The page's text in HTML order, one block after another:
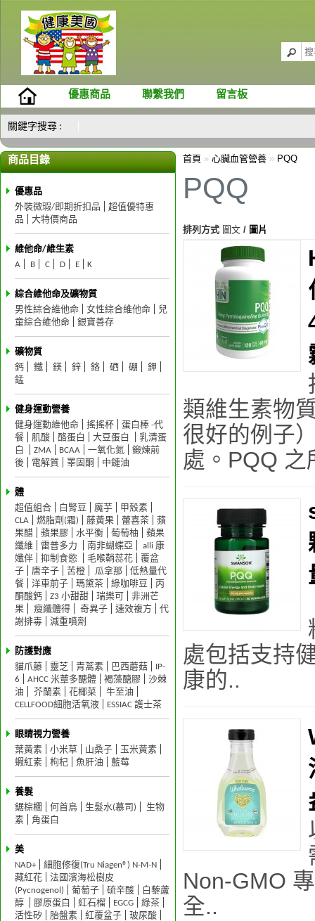
優惠商品 聯繫我們 留言板
關鍵字搜尋 :
商品目錄
優惠品
外裝微瑕/即期折扣品
超值優特惠
品
大特價商品
維他命/維生素
A
B C D E K
綜合維他命及礦物質
男性綜合維他命
女性綜合維他命
兒
童綜合維他命
銀寶善存
礦物質
鈣
鐵 鎂 鋅 鉻 硒 硼
鉀
錳
健身運動營養
健身運動維他命
搖搖杯
蛋白棒 -代
餐
肌酸 酪蛋白 大豆蛋白
乳清蛋
白
ZMA BCAA 一氧化氮
鍛煉前
後
電解質 睪固酮 中鏈油
體
超值組合
白腎豆 魔芋
甲殼素
CLA
燃脂劑(霜) 藤黃果 蕾喜茶
蘋
果醋
蘋果膠 水平衡 葡萄柚
蘋果
纖維
雷普多力 南非蝴蝶亞
alli 康
孅伴
抑制食慾 毛喉鞘蕊花
覆盆
子
唐辛子 苦橙 瓜拿那
低熱量代
餐
洋車前子 瑪黛茶 綠咖啡豆
丙
酮酸鈣
Z3 小甜甜 瑞樂可
非洲芒
果
瘦纖體得 奇異子 速效複方
代
謝排毒
減重噴劑
防護對應
貓爪藤
靈芝 青蒿素 巴西蘑菇
IP-
6
AHCC 米蕈多醣體 褐藻醣膠
沙棘
油
芥蘭素 花椰菜
牛至油
CELLFOOD細胞活氧液
ESSIAC 護士茶
眼睛視力營養
葉黃素
小米草 山桑子
玉米黃素
蝦紅素
枸杞 魚肝油 藍莓
養髮
鋸棕櫚
何首烏 生髮水(慕司)
生物
素
角蛋白
美
NAD+
細胞修復(Tru Niagen®) N-M-N
藏紅花
法國濱海松樹皮
(Pycnogenol)
葡萄子 硫辛酸
白藜蘆
醇
膠原蛋白 紅石榴 EGCG
綠茶
活性矽
胎盤素 紅覆盆子
玻尿酸
首頁 » 心臟血管營養 » PQQ
PQQ
排列方式 圖文 / 圖片
類維生素物
很好的例子
處。PQQ
處包括支持
康的..
Non-GMO
全..